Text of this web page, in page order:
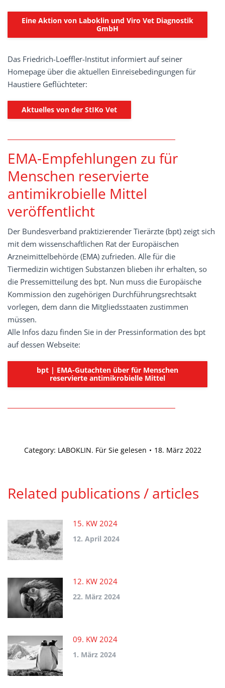
Eine Aktion von Laboklin und Viro Vet Diagnostik
GmbH
Das Friedrich-Loeffler-Institut informiert auf seiner
Homepage über die aktuellen Einreisebedingungen für
Haustiere Geflüchteter:
Aktuelles von der StIKo Vet
EMA-Empfehlungen zu für
Menschen reservierte
antimikrobielle Mittel
veröffentlicht
Der Bundesverband praktizierender Tierärzte (bpt) zeigt sich
mit dem wissenschaftlichen Rat der Europäischen
Arzneimittelbehörde (EMA) zufrieden. Alle für die
Tiermedizin wichtigen Substanzen blieben ihr erhalten, so
die Pressemitteilung des bpt. Nun muss die Europäische
Kommission den zugehörigen Durchführungsrechtsakt
vorlegen, dem dann die Mitgliedsstaaten zustimmen
müssen.
Alle Infos dazu finden Sie in der Pressinformation des bpt
auf dessen Webseite:
bpt | EMA-Gutachten über für Menschen
reservierte antimikrobielle Mittel
Category: LABOKLIN. Für Sie gelesen 18. März 2022
Related publications / articles
15. KW 2024
12. April 2024
12. KW 2024
22. März 2024
09. KW 2024
1. März 2024